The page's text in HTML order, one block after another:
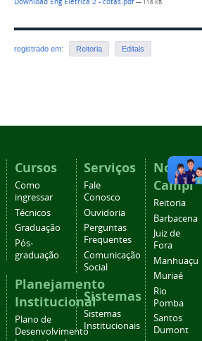
Download Eng Elétrica 2 - cotas.pdf— 116 KB
registrado em: Reitoria Editais
Cursos
Como
ingressar
Técnicos
Graduação
Pós-
graduação
Planejamento
Institucional
Plano de
Desenvolvimento
Serviços
Fale
Conosco
Ouvidoria
Perguntas
Frequentes
Comunicação
Social
Sistemas
Sistemas
Institucionais
Nossos
Campi
Reitoria
Barbacena
Juiz de
Fora
Manhuaçu
Muriaé
Rio
Pomba
Santos
Dumont